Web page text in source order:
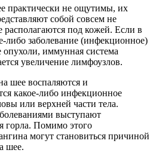
практически не ощутимы, их
собой совсем не
под кожей. Если в
либо заболевание (инфекционное)
опухоли, иммунная система
увеличение лимфоузлов.
шее воспаляются и
какое-либо инфекционное
или верхней части тела.
выступают
горла. Помимо этого
могут становиться причиной
шее.